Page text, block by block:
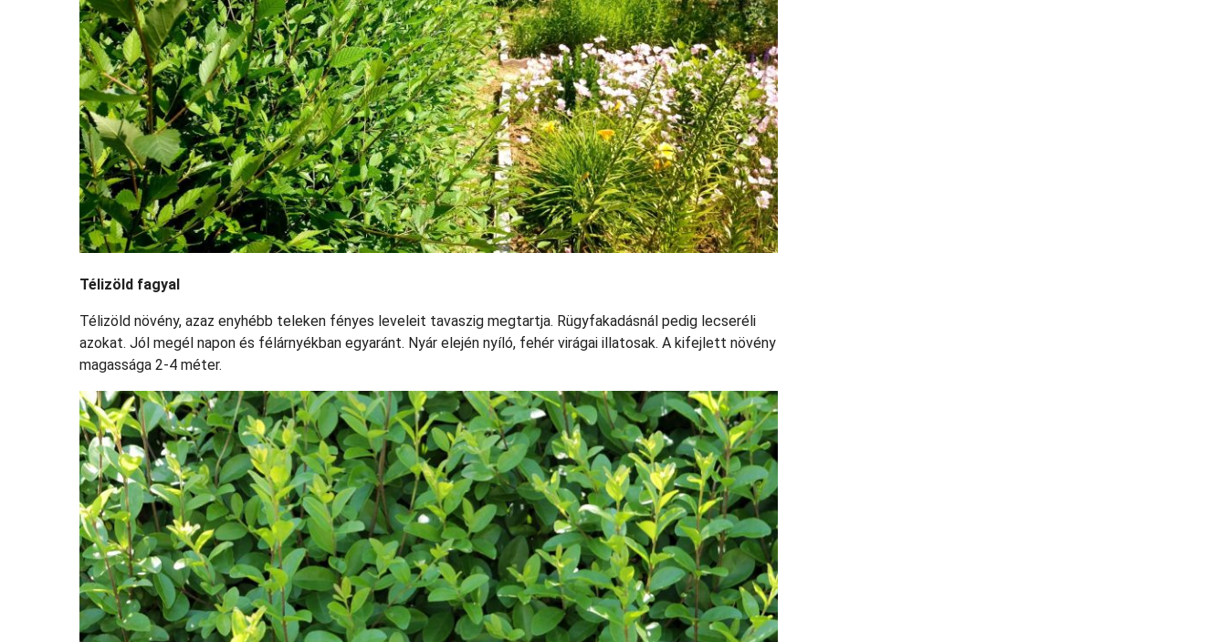
Télizöld fagyal
Télizöld növény, azaz enyhébb teleken fényes leveleit tavaszig megtartja. Rügyfakadásnál pedig lecseréli
azokat. Jól megél napon és félárnyékban egyaránt. Nyár elején nyíló, fehér virágai illatosak. A kifejlett növény
magassága 2-4 méter.